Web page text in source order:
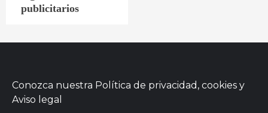
publicitarios
Conozca nuestra Política de privacidad, cookies y
Aviso legal